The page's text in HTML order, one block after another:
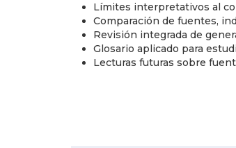
Límites interpretativos al
Comparación de fuentes,
Revisión integrada de
Glosario aplicado para
Lecturas futuras sobre